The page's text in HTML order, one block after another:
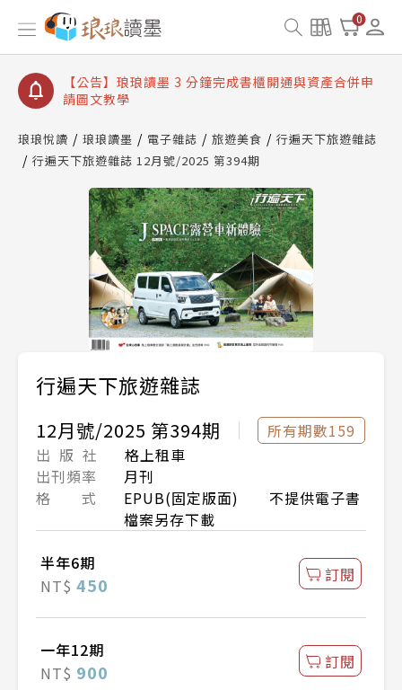
0
【公告】琅琅讀墨數位閱讀資產合併與書櫃開通申請
【公告】琅琅讀墨書櫃開通常見問題
【公告】琅琅讀墨 3 分鐘完成書櫃開通與資產合併申
請圖文教學
查詢
【公告】琅琅讀墨數位閱讀資產合併與書櫃開通申請
琅琅悅讀 琅琅讀墨 電子雜誌 旅遊美食
行遍天下旅遊雜誌
行遍天下旅遊雜誌 12月號/2025 第394期
行遍天下旅遊雜誌
12月號/2025 第394期
所有期數159
出 版 社
格上租車
出刊頻率
月刊
格 式
EPUB(固定版面) 不提供電子書
檔案另存下載
半年6期
NT$ 450 訂閱
一年12期
NT$ 900 訂閱